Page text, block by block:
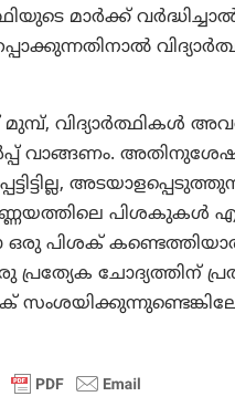
മാർക്ക്
വിദ്യാർത്ഥികൾ
വാങ്ങണം.
പിശകുകൾ
ഒരു പിശക്
ചോദ്യത്തിന്